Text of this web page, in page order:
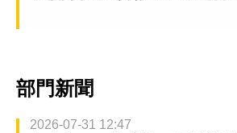
部門新聞
2026-07-31 12:47